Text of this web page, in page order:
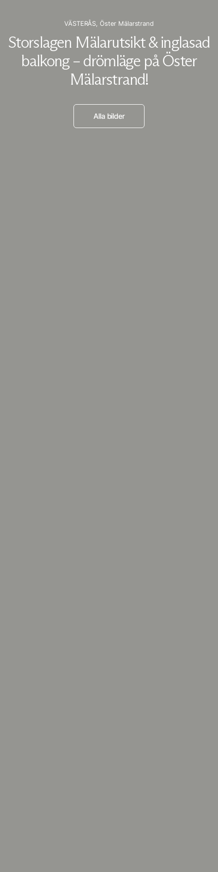
VÄSTERÅS, Öster Mälarstrand
Storslagen Mälarutsikt & inglasad
balkong – drömläge på Öster
Mälarstrand!
Alla bilder